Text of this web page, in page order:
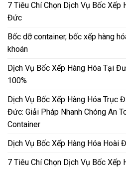
7 Tiêu Chí Chọn Dịch Vụ Bốc Xếp
Đức
Bốc dỡ container, bốc xếp hàng
khoán
Dịch Vụ Bốc Xếp Hàng Hóa Tại
100%
Dịch Vụ Bốc Xếp Hàng Hóa Trục
Đức: Giải Pháp Nhanh Chóng An
Container
Dịch Vụ Bốc Xếp Hàng Hóa Hoài
7 Tiêu Chí Chọn Dịch Vụ Bốc